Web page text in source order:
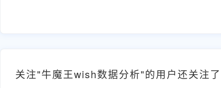
关注"牛魔王wish数据分析"的用户还关注了